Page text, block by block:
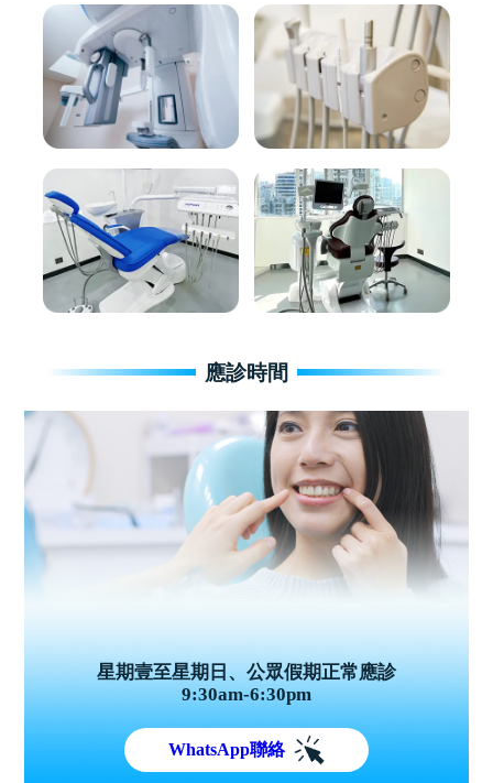
應診時間
星期壹至星期日、公眾假期正常應診
9:30am-6:30pm
WhatsApp聯絡